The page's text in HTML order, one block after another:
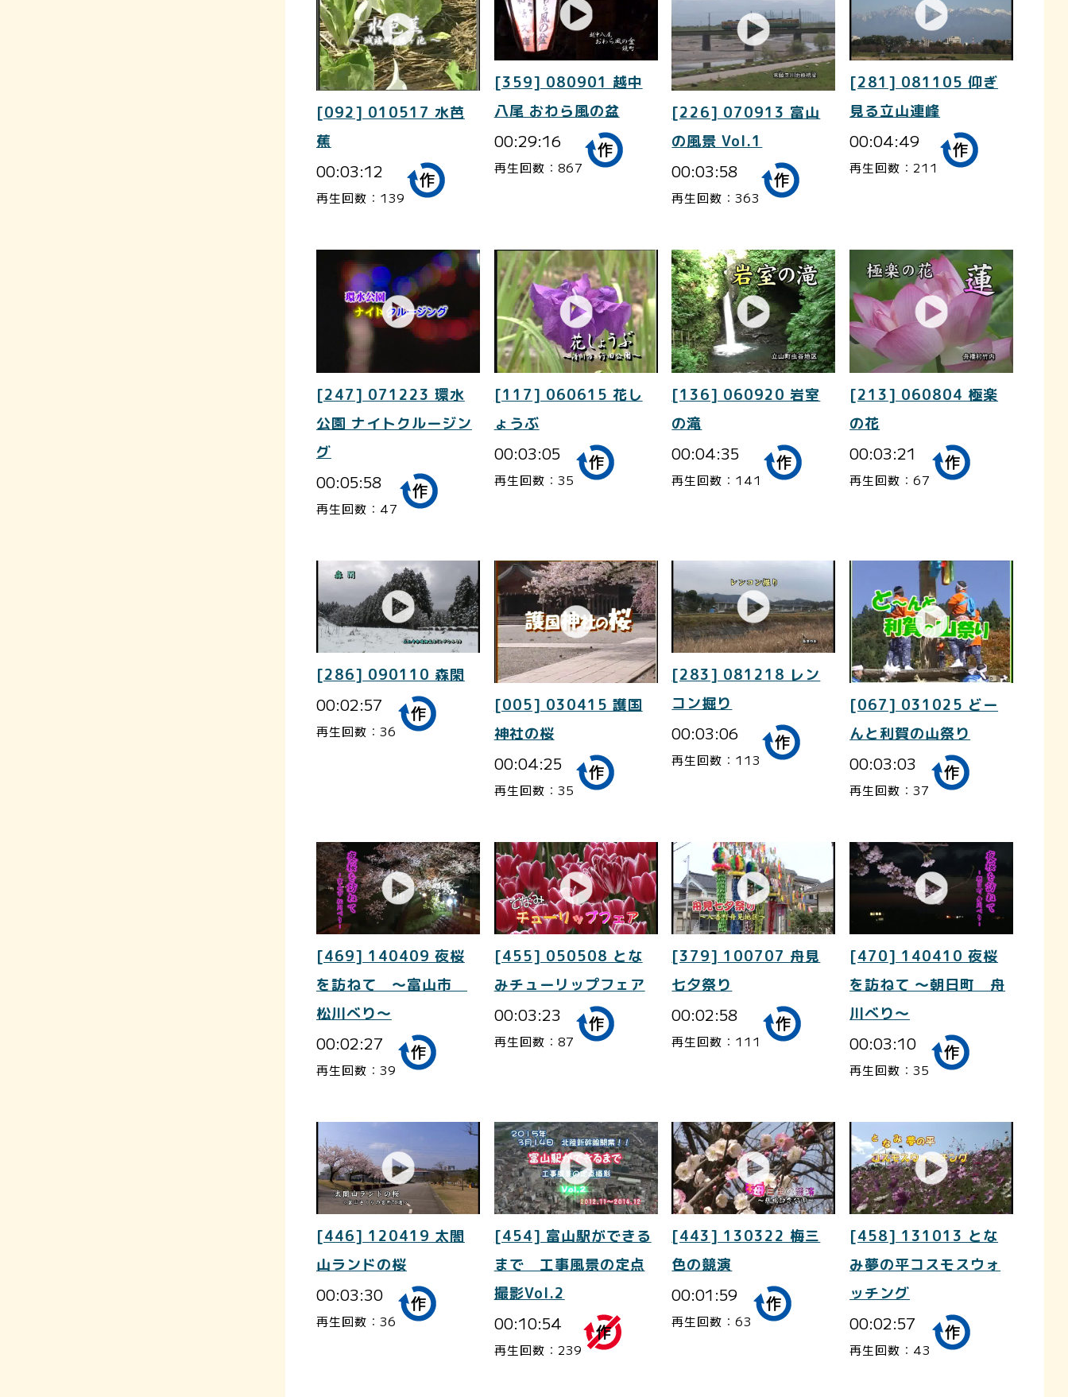
[092] 010517 水芭
蕉
00:03:12
再生回数：139
[359] 080901 越中
八尾 おわら風の盆
00:29:16
再生回数：867
[226] 070913 富山
の風景 Vol.1
00:03:58
再生回数：363
[281] 081105 仰ぎ
見る立山連峰
00:04:49
再生回数：211
[247] 071223 環水
公園 ナイトクルージン
グ
00:05:58
再生回数：47
[117] 060615 花し
ょうぶ
00:03:05
再生回数：35
[136] 060920 岩室
の滝
00:04:35
再生回数：141
[213] 060804 極楽
の花
00:03:21
再生回数：67
[286] 090110 森閑
00:02:57
再生回数：36
[005] 030415 護国
神社の桜
00:04:25
再生回数：35
[283] 081218 レン
コン掘り
00:03:06
再生回数：113
[067] 031025 どー
んと利賀の山祭り
00:03:03
再生回数：37
[469] 140409 夜桜
を訪ねて ～富山市
松川べり～
00:02:27
再生回数：39
[455] 050508 とな
みチューリップフェア
00:03:23
再生回数：87
[379] 100707 舟見
七夕祭り
00:02:58
再生回数：111
[470] 140410 夜桜
を訪ねて ～朝日町 舟
川べり～
00:03:10
再生回数：35
[446] 120419 太閤
山ランドの桜
00:03:30
再生回数：36
[454] 富山駅ができる
まで 工事風景の定点
撮影Vol.2
00:10:54
再生回数：239
[443] 130322 梅三
色の競演
00:01:59
再生回数：63
[458] 131013 とな
み夢の平コスモスウォ
ッチング
00:02:57
再生回数：43